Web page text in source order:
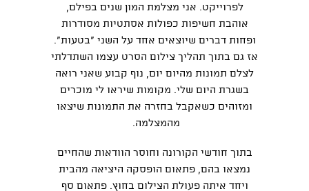
לפרוייקט. אני מצלמת המון שנים בפילם,
אוהבת חשיפות כפולות אסתטיות מסודרות
ופחות דברים שיוצאים אחד על השני "בטעות".
אז גם בתוך תהליך צילום הסרט עצמו השתדלתי
לצלם תמונות מהיום יום, נוף קבוע שאני רואה
בשגרת היום שלי. מקומות שיראו לי מוכרים
ומזוהים כשאקבל בחזרה את התמונות שיצאו
מהמצלמה.
בתוך חודשי הקורונה וחוסר הוודאות שהחיים
נמצאו בהם, פתאום הופסקה היציאה מהבית
ויחד איתה פעולת הצילום בחוץ. פתאום סף